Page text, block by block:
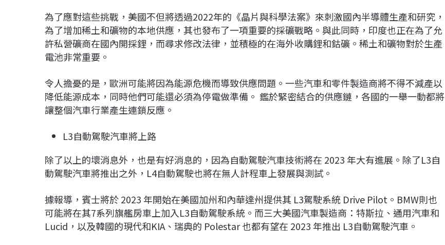
為了應對這些挑戰，美國不但將透過2022年的《晶片與科學法案》來刺激國內半導體生產和研究，
為了增加稀土和礦物的本地供應，其也發布了一項重要的採礦戰略。與此同時，印度也正在為了允
許私營礦商在國內開採鋰，而尋求修改法律，並積極的在海外收購鋰和鈷礦。稀土和礦物對於生產
電池非常重要。
令人擔憂的是，歐洲可能將因為能源危機而導致供應問題。一些汽車和零件製造商將不得不減產以
降低能源成本，同時他們可能還必須為停電做準備。 鑑於緊密結合的供應鏈，各國的一舉一動都將
讓整個汽車行業產生連鎖反應。
L3自動駕駛汽車將上路
除了以上的壞消息外，也是有好消息的，因為自動駕駛汽車技術將在 2023 年大有進展。除了L3自
動駕駛汽車將推出之外，L4自動駕駛也將在無人計程車上發展與測試。
據報導，賓士將於 2023 年開始在美國加州和內華達州提供其 L3駕駛系統 Drive Pilot。BMW則也
可能將在其7系列旗艦房車上加入L3自動駕駛系統。而三大美國汽車製造商：特斯拉、通用汽車和
Lucid，以及韓國的現代和KIA、瑞典的 Polestar 也都有望在 2023 年推出 L3自動駕駛汽車。